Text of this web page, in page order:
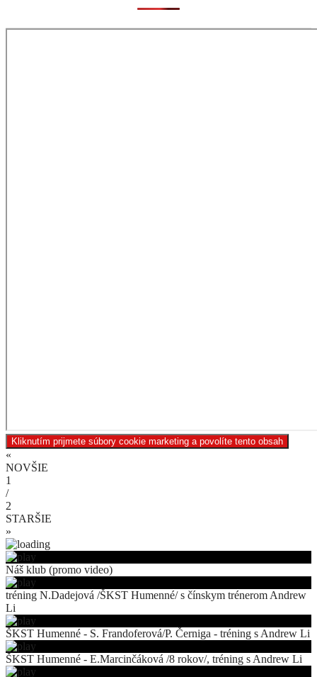
Kliknutím prijmete súbory cookie marketing a povolíte tento obsah
«
NOVŠIE
1
/
2
STARŠIE
»
Náš klub (promo video)
tréning N.Dadejová /ŠKST Humenné/ s čínskym trénerom Andrew
Li
ŠKST Humenné - S. Frandoferová/P. Černiga - tréning s Andrew Li
ŠKST Humenné - E.Marcinčáková /8 rokov/, tréning s Andrew Li